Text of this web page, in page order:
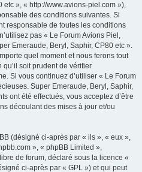
», « http://www.avions-piel.com »),
des conditions suivantes. Si
responsable de toutes les conditions
pas « Le Forum Avions Piel,
Emeraude, Beryl, Saphir, CP80 etc ».
quel moment et nous ferons tout
soit prudent de vérifier
Si vous continuez d’utiliser « Le Forum
Super Emeraude, Beryl, Saphir,
ont été effectués, vous acceptez d’être
découlant des mises à jour et/ou
(désigné ci-après par « ils », « eux »,
», « phpBB Limited »,
de forum, déclaré sous la licence «
ci-après par « GPL ») et qui peut